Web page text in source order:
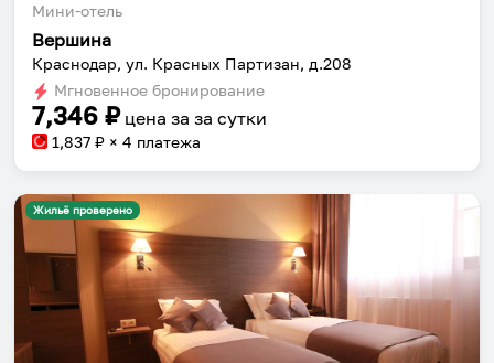
Мини-отель
Вершина
Краснодар, ул. Красных Партизан, д.208
Мгновенное бронирование
7,346 ₽ цена за за сутки
1,837 ₽ × 4 платежа
Жильё проверено